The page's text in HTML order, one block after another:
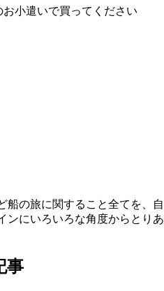
小遣いで買ってください
船の旅に関すること全てを、自
ンにいろいろな角度からとりあ
事